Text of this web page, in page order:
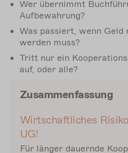
Wer übernimmt
Aufbewahrung?
Was passiert, wenn Geld
werden muss?
Tritt nur ein
auf, oder alle?
Zusammenfassung
Wirtschaftliches
UG!
Für länger dauernde